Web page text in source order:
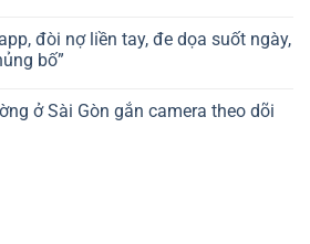
đòi nợ liền tay, đe dọa suốt ngày,
bố”
ở Sài Gòn gắn camera theo dõi